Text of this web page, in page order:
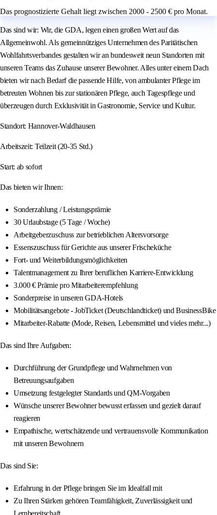
Das prognostizierte Gehalt liegt zwischen 2000 - 2500 € pro Monat.
Das sind wir: Wir, die GDA, legen einen großen Wert auf das
Allgemeinwohl. Als gemeinnütziges Unternehmen des Paritätischen
Wohlfahrtsverbandes gestalten wir an bundesweit neun Standorten mit
unseren Teams das Zuhause unserer Bewohner. Alles unter einem Dach
bieten wir nach Bedarf die passende Hilfe, von ambulanter Pflege im
betreuten Wohnen bis zur stationären Pflege, auch Tagespflege und
überzeugen durch Exklusivität in Gastronomie, Service und Kultur.
Standort: Hannover-Waldhausen
Arbeitszeit: Teilzeit (20-35 Std.)
Start: ab sofort
Das bieten wir Ihnen:
Sonderzahlung / Leistungsprämie
30 Urlaubstage (5 Tage / Woche)
Arbeitgeberzuschuss zur betrieblichen Altersvorsorge
Essenszuschuss für Gerichte aus unserer Frischeküche
Fort- und Weiterbildungsmöglichkeiten
Talentmanagement zu Ihrer beruflichen Karriere-Entwicklung
3.000 € Prämie pro Mitarbeiterempfehlung
Sonderpreise in unseren GDA-Hotels
Mobilitätsangebote - JobTicket (Deutschlandticket) und BusinessBike
Mitarbeiter-Rabatte (Mode, Reisen, Lebensmittel und vieles mehr...)
Das sind Ihre Aufgaben:
Durchführung der Grundpflege und Wahrnehmen von
Betreuungsaufgaben
Umsetzung festgelegter Standards und QM-Vorgaben
Wünsche unserer Bewohner bewusst erfassen und gezielt darauf
reagieren
Empathische, wertschätzende und vertrauensvolle Kommunikation
mit unseren Bewohnern
Das sind Sie:
Erfahrung in der Pflege bringen Sie im Idealfall mit
Zu Ihren Stärken gehören Teamfähigkeit, Zuverlässigkeit und